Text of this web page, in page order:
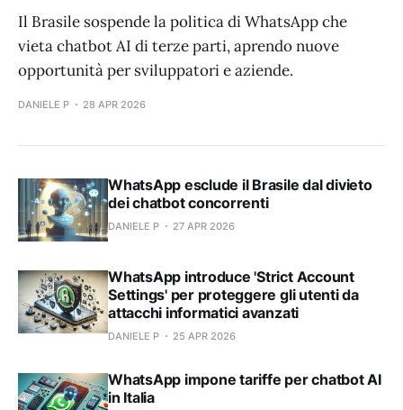
Il Brasile sospende la politica di WhatsApp che
vieta chatbot AI di terze parti, aprendo nuove
opportunità per sviluppatori e aziende.
DANIELE P 28 APR 2026
WhatsApp esclude il Brasile dal divieto
dei chatbot concorrenti
DANIELE P 27 APR 2026
WhatsApp introduce 'Strict Account
Settings' per proteggere gli utenti da
attacchi informatici avanzati
DANIELE P 25 APR 2026
WhatsApp impone tariffe per chatbot AI
in Italia